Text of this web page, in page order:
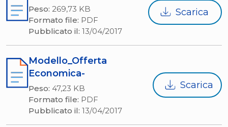
Peso: 269,73 KB
Formato file: PDF
Pubblicato il: 13/04/2017
Scarica
Modello_Offerta
Economica-
Peso: 47,23 KB
Formato file: PDF
Pubblicato il: 13/04/2017
Scarica